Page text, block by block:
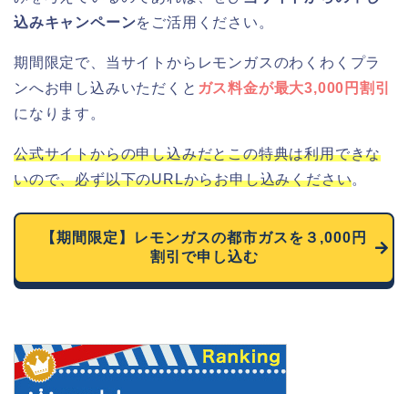
込みキャンペーンをご活用ください。
期間限定で、当サイトからレモンガスのわくわくプラ
ンへお申し込みいただくと ガス料金が最大3,000円割引
になります。
公式サイトからの申し込みだとこの特典は利用できな
いので、必ず以下のURLからお申し込みください。
【期間限定】レモンガスの都市ガスを３,000円
割引で申し込む